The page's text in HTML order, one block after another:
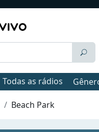
Todas as rádios
Beach Park